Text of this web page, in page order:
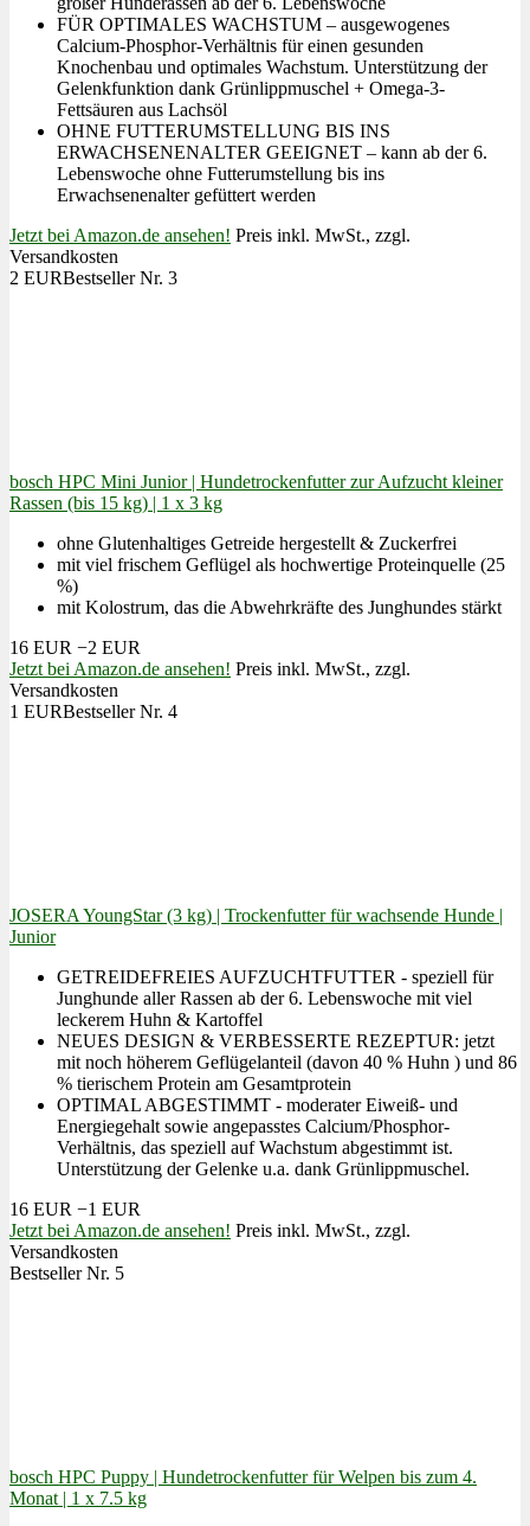
FÜR OPTIMALES WACHSTUM – ausgewogenes
Calcium-Phosphor-Verhältnis für einen gesunden
Knochenbau und optimales Wachstum. Unterstützung der
Gelenkfunktion dank Grünlippmuschel + Omega-3-
Fettsäuren aus Lachsöl
OHNE FUTTERUMSTELLUNG BIS INS
ERWACHSENENALTER GEEIGNET – kann ab der 6.
Lebenswoche ohne Futterumstellung bis ins
Erwachsenenalter gefüttert werden
Jetzt bei Amazon.de ansehen! Preis inkl. MwSt., zzgl.
Versandkosten
2 EURBestseller Nr. 3
bosch HPC Mini Junior | Hundetrockenfutter zur Aufzucht kleiner
Rassen (bis 15 kg) | 1 x 3 kg
ohne Glutenhaltiges Getreide hergestellt & Zuckerfrei
mit viel frischem Geflügel als hochwertige Proteinquelle (25
%)
mit Kolostrum, das die Abwehrkräfte des Junghundes stärkt
16 EUR −2 EUR
Jetzt bei Amazon.de ansehen! Preis inkl. MwSt., zzgl.
Versandkosten
1 EURBestseller Nr. 4
JOSERA YoungStar (3 kg) | Trockenfutter für wachsende Hunde |
Junior
GETREIDEFREIES AUFZUCHTFUTTER - speziell für
Junghunde aller Rassen ab der 6. Lebenswoche mit viel
leckerem Huhn & Kartoffel
NEUES DESIGN & VERBESSERTE REZEPTUR: jetzt
mit noch höherem Geflügelanteil (davon 40 % Huhn ) und 86
% tierischem Protein am Gesamtprotein
OPTIMAL ABGESTIMMT - moderater Eiweiß- und
Energiegehalt sowie angepasstes Calcium/Phosphor-
Verhältnis, das speziell auf Wachstum abgestimmt ist.
Unterstützung der Gelenke u.a. dank Grünlippmuschel.
16 EUR −1 EUR
Jetzt bei Amazon.de ansehen! Preis inkl. MwSt., zzgl.
Versandkosten
Bestseller Nr. 5
bosch HPC Puppy | Hundetrockenfutter für Welpen bis zum 4.
Monat | 1 x 7.5 kg